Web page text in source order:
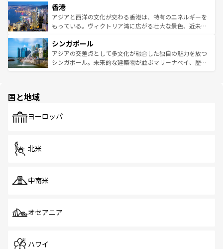
とつ。フォーやバインミー、ベトナムコーヒーなどは、ぜ
ひ現地で味わいたい。どの地域を訪れてもあたたかい人々
が旅行者を迎えてくれるので、きっと忘れられない旅にな
参照してほしい。
の活気が交差している。北部ではチェンマイなどの山岳地
帯で自然と触れ合い、南部ではプーケットやクラビの美し
いビーチでリゾート気分を楽しむことができる。タイ料理
激する。気候は一年中温暖で、どの季節にも異なる楽しみ
が待っている。親しみやすいタイの人々、仏教を中心とし
た文化、そして多様な観光資源が、訪れる旅人を魅了し続
香港
アジアと西洋の文化が交わる香港は、特有のエネルギーを
もっている。ヴィクトリア湾に広がる壮大な景色、近未来
み、どこを訪れても感動するはず。観光スポットが密集し
ており、効率よく見どころを回れるのも魅力。息をのむよ
うな絶景から文化的な体験まで、香港を存分に楽しみ尽く
シンガポール
アジアの交差点として多文化が融合した独自の魅力を放つ
シンガポール。未来的な建築物が並ぶマリーナベイ、歴史
で、ホーカーズは地元の風情を楽しめる外せないスポット
国と地域
ヨーロッパ
北米
中南米
オセアニア
ハワイ